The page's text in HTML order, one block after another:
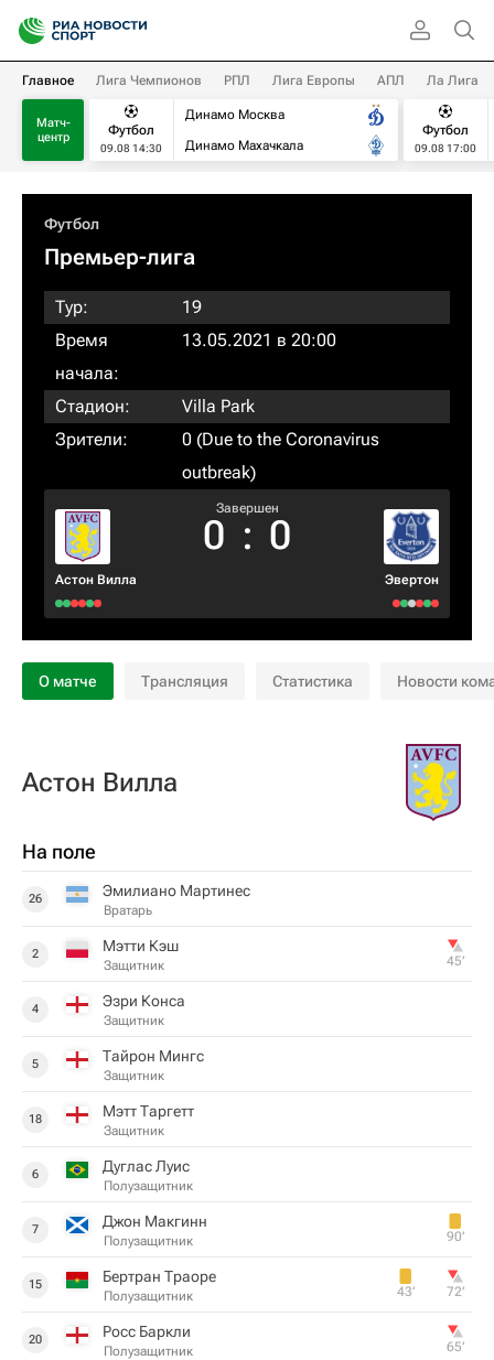
Главное Лига Чемпионов РПЛ Лига Европы АПЛ Ла Лига
Матч-
центр
Футбол
09.08 14:30
Динамо Москва
Динамо Махачкала
Футбол
09.08 17:00
Футбол
Премьер-лига
Тур:
19
Время
начала:
13.05.2021 в 20:00
Стадион:
Villa Park
Зрители:
0 (Due to the Coronavirus
outbreak)
Астон Вилла
Завершен
0 : 0
Эвертон
О матче Трансляция Статистика Новости
Астон Вилла
На поле
26 Эмилиано Мартинес
Вратарь
2 Мэтти Кэш
Защитник 45‎’‎
4 Эзри Конса
Защитник
5 Тайрон Мингс
Защитник
18 Мэтт Таргетт
Защитник
6 Дуглас Луис
Полузащитник
7 Джон Макгинн
Полузащитник 90‎’‎
15 Бертран Траоре
Полузащитник 43‎’‎ 72‎’‎
20 Росс Баркли
Полузащитник 65‎’‎